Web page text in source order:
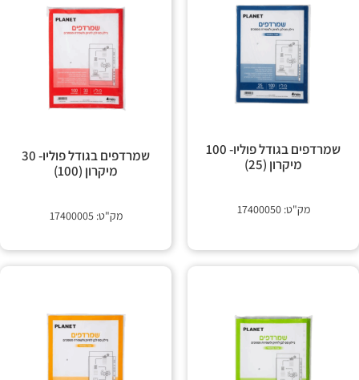
שמרדפים בגודל פוליו- 100
מיקרון (25)
מק"ט: 17400050
שמרדפים בגודל פוליו- 30
מיקרון (100)
מק"ט: 17400005